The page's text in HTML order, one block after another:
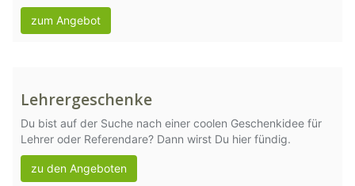
zum Angebot
Lehrergeschenke
Du bist auf der Suche nach einer coolen Geschenkidee für
Lehrer oder Referendare? Dann wirst Du hier fündig.
zu den Angeboten